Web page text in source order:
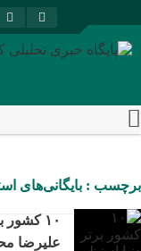
برچسب : بایگانی‌های
خود - پایگاه خبری
علیرضا